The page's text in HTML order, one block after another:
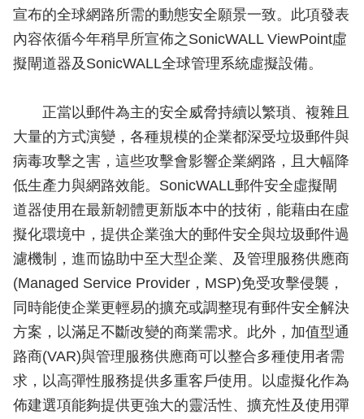
宣布的全球網路所需的動態安全願景一致。此項發表
內容依循今年稍早所宣佈之SonicWALL ViewPoint虛
擬閘道器及SonicWALL全球管理系統虛擬設備。
正當以郵件為主的安全威脅持續以繁瑣、複雜且
大量的方式演變，各種規模的企業都深受垃圾郵件與
病毒攻擊之害，這些攻擊會影響企業網路，且大幅降
低生產力與網路效能。SonicWALL郵件安全虛擬閘
道器使用在最新韌體更新版本中的技術，能藉由在虛
擬化環境中，提供企業強大的郵件安全與垃圾郵件過
濾機制，進而協助中至大型企業、及管理服務供應商
(Managed Service Provider，MSP)免受攻擊侵襲，
同時能使企業更輕易的擴充或調整現有郵件安全解決
方案，以滿足不斷改變的商業需求。此外，加值型通
路商(VAR)與管理服務供應商可以整合多種使用者需
求，以高彈性服務提供多重客戶使用。以虛擬化作為
佈建選項能夠提供更強大的靈活性、擴充性及使用彈